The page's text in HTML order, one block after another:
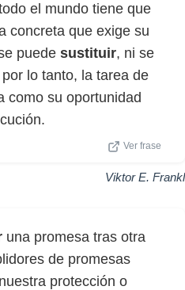
el mundo tiene que
concreta que exige su
puede sustituir, ni se
lo tanto, la tarea de
como su oportunidad
Ver frase
Viktor E. Frankl
una promesa tras otra
de promesas
protección o